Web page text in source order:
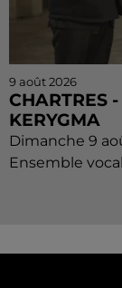
9 août 2026
CHARTRES
KERYGMA
Dimanche 9
Ensemble